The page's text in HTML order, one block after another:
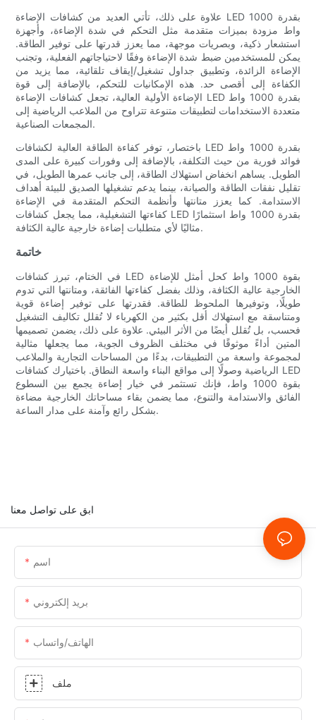
علاوة على ذلك، تأتي العديد من كشافات الإضاءة LED بقدرة 1000
واط مزودة بميزات متقدمة مثل التحكم في شدة الإضاءة، وأجهزة
استشعار ذكية، وبصريات موجهة، مما يعزز قدرتها على توفير الطاقة.
يمكن للمستخدمين ضبط شدة الإضاءة وفقًا لاحتياجاتهم الفعلية، وتجنب
الإضاءة الزائدة، وتطبيق جداول تشغيل/إيقاف تلقائية، مما يزيد من
الكفاءة إلى أقصى حد. هذه الإمكانيات للتحكم، بالإضافة إلى قوة
الإضاءة الأولية العالية، تجعل كشافات الإضاءة LED بقدرة 1000 واط
متعددة الاستخدامات لتطبيقات متنوعة تتراوح من الملاعب الرياضية إلى
المجمعات الصناعية.
باختصار، توفر كفاءة الطاقة العالية لكشافات LED بقدرة 1000 واط
فوائد فورية من حيث التكلفة، بالإضافة إلى وفورات كبيرة على المدى
الطويل. يساهم انخفاض استهلاك الطاقة، إلى جانب عمرها الطويل، في
تقليل نفقات الطاقة والصيانة، بينما يدعم تشغيلها الصديق للبيئة أهداف
الاستدامة. كما يعزز متانتها وأنظمة التحكم المتقدمة في الإضاءة
كفاءتها التشغيلية، مما يجعل كشافات LED بقدرة 1000 واط استثمارًا
مثاليًا لأي متطلبات إضاءة خارجية عالية الكثافة.
خاتمة
في الختام، تبرز كشافات LED بقوة 1000 واط كحل أمثل للإضاءة
الخارجية عالية الكثافة، وذلك بفضل كفاءتها الفائقة، ومتانتها التي تدوم
طويلًا، وتوفيرها الملحوظ للطاقة. فقدرتها على توفير إضاءة قوية
ومتناسقة مع استهلاك أقل بكثير من الكهرباء لا تُقلل تكاليف التشغيل
فحسب، بل تُقلل أيضًا من الأثر البيئي. علاوة على ذلك، يضمن تصميمها
المتين أداءً موثوقًا في مختلف الظروف الجوية، مما يجعلها مثالية
لمجموعة واسعة من التطبيقات، بدءًا من المساحات التجارية والملاعب
الرياضية وصولًا إلى مواقع البناء واسعة النطاق. باختيارك كشافات LED
بقوة 1000 واط، فإنك تستثمر في خيار إضاءة يجمع بين السطوع
الفائق والاستدامة والتنوع، مما يضمن بقاء مساحاتك الخارجية مضاءة
بشكل رائع وآمنة على مدار الساعة.
ابق على تواصل معنا
اسم
بريد إلكتروني
الهاتف/واتساب
ملف